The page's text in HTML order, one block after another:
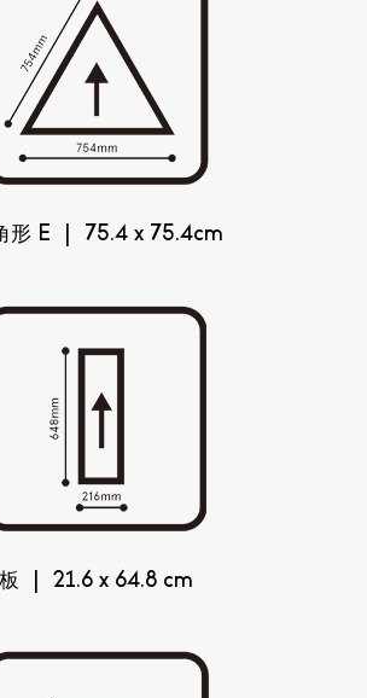
形 E | 75.4 x 75.4cm
板 | 21.6 x 64.8 cm